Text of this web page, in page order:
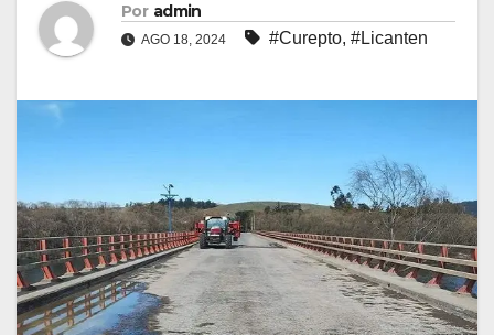
Por admin
AGO 18, 2024 #Curepto, #Licanten